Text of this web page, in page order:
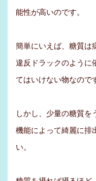
能性が高いのです。
簡単にいえば、糖質は
違反ドラックのように
てはいけない物なので
しかし、少量の糖質を
機能によって綺麗に排
い。